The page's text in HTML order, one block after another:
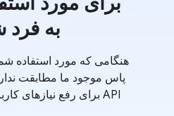
به فرد
هنگامی که مورد استفاده شما
API برای رفع نیازهای کاربر خود استفاده کنید.